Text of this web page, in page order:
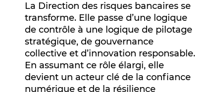
La Direction des risques bancaires se
transforme. Elle passe d’une logique
de contrôle à une logique de pilotage
stratégique, de gouvernance
collective et d’innovation responsable.
En assumant ce rôle élargi, elle
devient un acteur clé de la confiance
numérique et de la résilience